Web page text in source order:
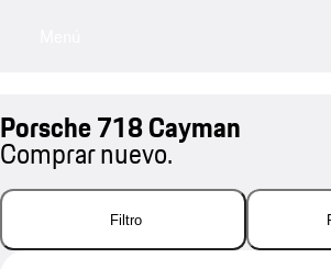
Porsche 718 Cayman
Comprar nuevo.
Filtro